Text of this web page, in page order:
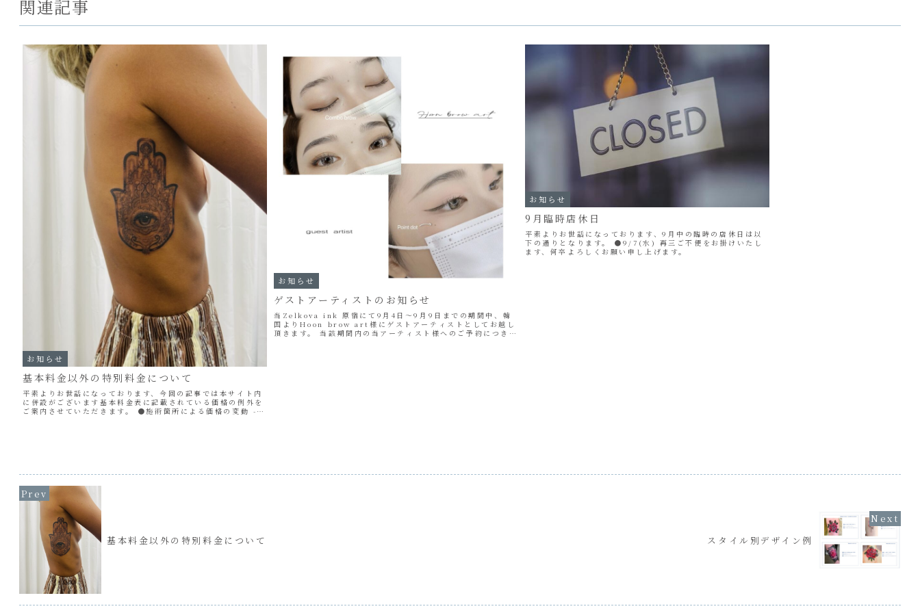
関連記事
お知らせ
基本料金以外の特別料金について
平素よりお世話になっております、今回の記事では本サイト内
に併設がございます基本料金表に記載されている価格の例外を
ご案内させていただきます。 ●施術箇所による価格の変動 -脇
お知らせ
ゲストアーティストのお知らせ
当Zelkova ink 原宿にて9月4日～9月9日までの期間中、韓
国よりHoon brow art様にゲストアーティストとしてお越し
頂きます。 当該期間内の当アーティスト様へのご予約につきま
お知らせ
9月臨時店休日
平素よりお世話になっております、9月中の臨時の店休日は以
下の通りとなります。 ●9/7(水) 再三ご不便をお掛けいたし
ます、何卒よろしくお願い申し上げます。
基本料金以外の特別料金について スタイル別デザイン例